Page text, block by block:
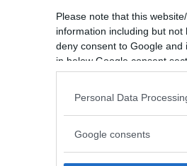
Please note that this
information including but
deny consent to Google
in below Google consent
Personal Data
Google consents
NYHETER 07 juni
tillverkas
att